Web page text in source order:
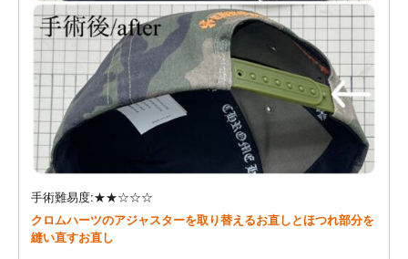
手術難易度:★★☆☆☆
クロムハーツのアジャスターを取り替えるお直しとほつれ部分を
縫い直すお直し